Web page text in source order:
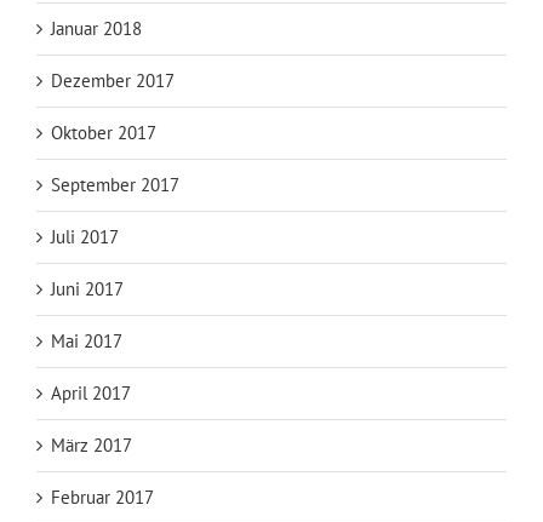
Januar 2018
Dezember 2017
Oktober 2017
September 2017
Juli 2017
Juni 2017
Mai 2017
April 2017
März 2017
Februar 2017